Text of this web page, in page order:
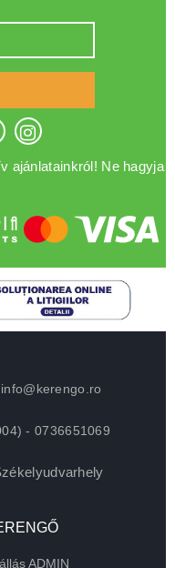
ajánlatainkról! Ne hagyja
info@kerengo.ro
- 0736651069
ADMIN